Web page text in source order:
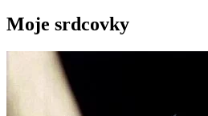
Moje srdcovky